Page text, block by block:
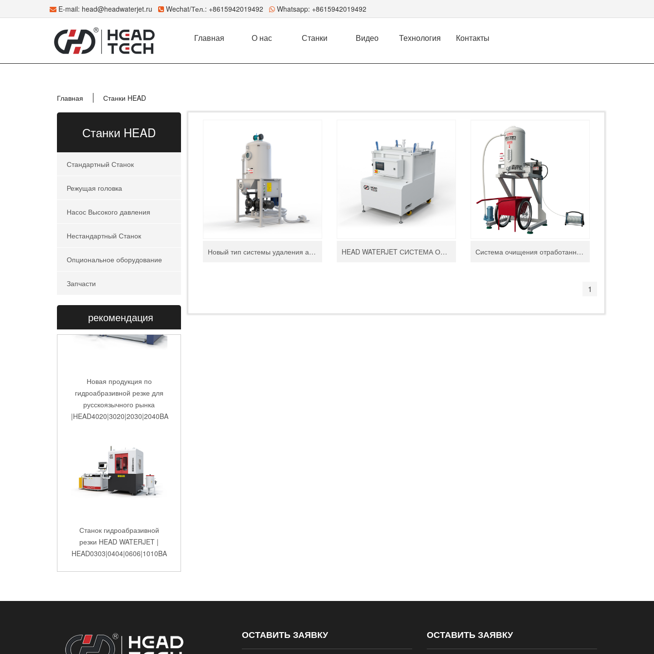
E-mail: head@headwaterjet.ru Wechat/Тел.: +8615942019492 Whatsapp: +8615942019492
Главная О нас Станки Видео Технология Контакты
Главная Станки HEAD
Станки HEAD
Стандартный Станок
Режущая головка
Насос Высокого давления
Нестандартный Станок
Опциональное оборудование
Запчасти
рекомендация
Новая продукция по
гидроабразивной резке для
русскоязычного рынка
|HEAD4020|3020|2030|2040BA
Станок гидроабразивной
резки HEAD WATERJET |
HEAD0303|0404|0606|1010BA
Новый тип системы удаления абразива HEAD WATERJET СИСТЕМА ОТКАЧКИ ШЛАМА HD-CS400 Система очищения отработанного абразива
1
ОСТАВИТЬ ЗАЯВКУ ОСТАВИТЬ ЗАЯВКУ